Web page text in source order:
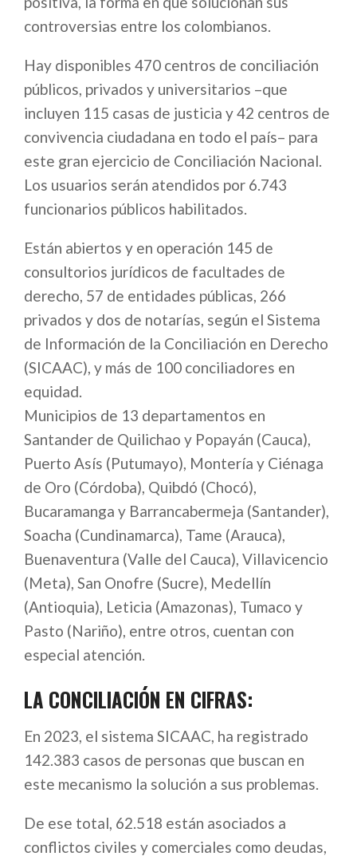
controversias entre los colombianos.
Hay disponibles 470 centros de conciliación
públicos, privados y universitarios –que
incluyen 115 casas de justicia y 42 centros de
convivencia ciudadana en todo el país– para
este gran ejercicio de Conciliación Nacional.
Los usuarios serán atendidos por 6.743
funcionarios públicos habilitados.
Están abiertos y en operación 145 de
consultorios jurídicos de facultades de
derecho, 57 de entidades públicas, 266
privados y dos de notarías, según el Sistema
de Información de la Conciliación en Derecho
(SICAAC), y más de 100 conciliadores en
equidad. ​
Municipios de 13 departamentos en
Santander de Quilichao y Popayán (Cauca),
Puerto Asís (Putumayo), Montería y Ciénaga
de Oro (Córdoba), Quibdó (Chocó),
Bucaramanga y Barrancabermeja (Santander),
Soacha (Cundinamarca), Tame (Arauca),
Buenaventura (Valle del Cauca), Villavicencio
(Meta), San Onofre (Sucre), Medellín
(Antioquia), Leticia (Amazonas), Tumaco y
Pasto (Nariño), entre otros, cuentan con
especial atención.
LA CONCILIA​CIÓN EN CIFRAS:
En 2023, el sistema SICAAC, ha registrado
142.383 casos de personas que buscan en
este mecanismo la solución a sus problemas.
De ese total, 62.518 están asociados a
conflictos civiles y comerciales como deudas,